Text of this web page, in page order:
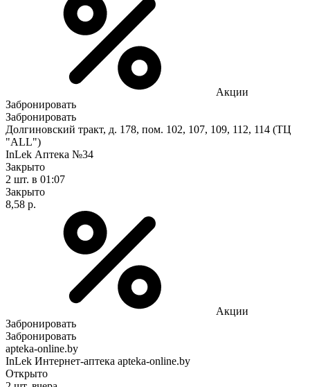
Акции
Забронировать
Забронировать
Долгиновский тракт, д. 178, пом. 102, 107, 109, 112, 114 (ТЦ
"ALL")
InLek Аптека №34
Закрыто
2 шт. в 01:07
Закрыто
8,58 р.
Акции
Забронировать
Забронировать
apteka-online.by
InLek Интернет-аптека apteka-online.by
Открыто